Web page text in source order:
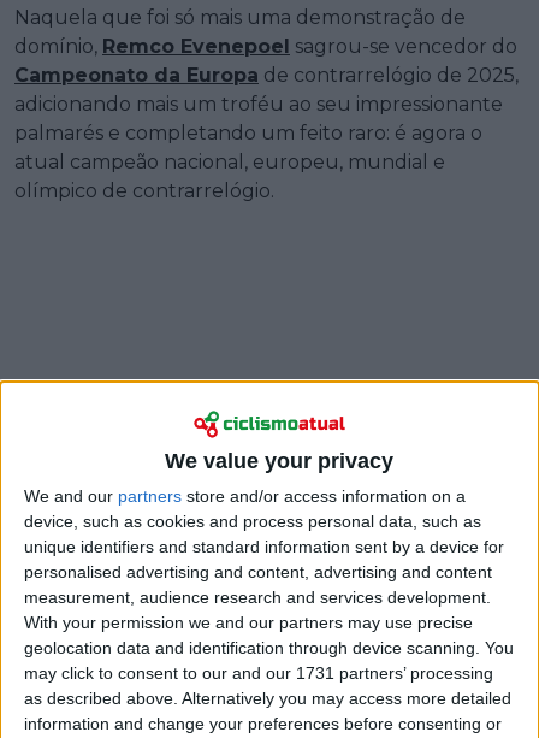
We value your privacy
We and our partners store and/or access information on a
device, such as cookies and process personal data, such as
unique identifiers and standard information sent by a device for
personalised advertising and content, advertising and content
measurement, audience research and services development.
With your permission we and our partners may use precise
geolocation data and identification through device scanning. You
may click to consent to our and our 1731 partners’ processing
as described above. Alternatively you may access more detailed
information and change your preferences before consenting or
Naquela que foi só mais uma demonstração de
domínio, Remco Evenepoel sagrou-se vencedor do
Campeonato da Europa de contrarrelógio de 2025,
adicionando mais um troféu ao seu impressionante
palmarés e completando um feito raro: é agora o
atual campeão nacional, europeu, mundial e
olímpico de contrarrelógio.
Remco Evenepoel torna-se assim o portador dos
quatro títulos mais importantes de contrarrelógio ao